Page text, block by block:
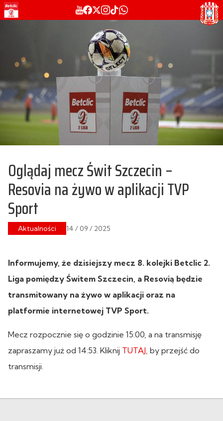
Oglądaj mecz Świt Szczecin –
Resovia na żywo w aplikacji TVP
Sport
Aktualności 14 / 09 / 2025
Informujemy, że dzisiejszy mecz 8. kolejki Betclic 2.
Liga pomiędzy Świtem Szczecin, a Resovią będzie
transmitowany na żywo w aplikacji oraz na
platformie internetowej TVP Sport.
Mecz rozpocznie się o godzinie 15:00, a na transmisję
zapraszamy już od 14:53. Kliknij TUTAJ , by przejść do
transmisji.